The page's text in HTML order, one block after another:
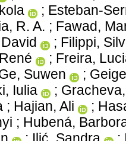
; Esteban-
R. A. ; Fawad,
; Filippi,
; Freira,
Suwen ;
Iulia
;
; Hajian, Ali ;
; Hubená,
; Ilić, Sandra ;